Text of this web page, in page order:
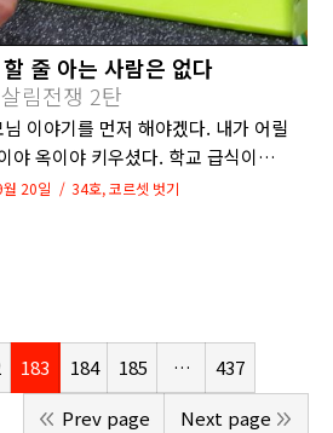
줄 아는 사람은 없다
살림전쟁 2탄
이야기를 먼저 해야겠다. 내가 어릴
야 옥이야 키우셨다. 학교 급식이…
20일 34호,코르셋 벗기
183 184 185 …
437
Prev page
Next page